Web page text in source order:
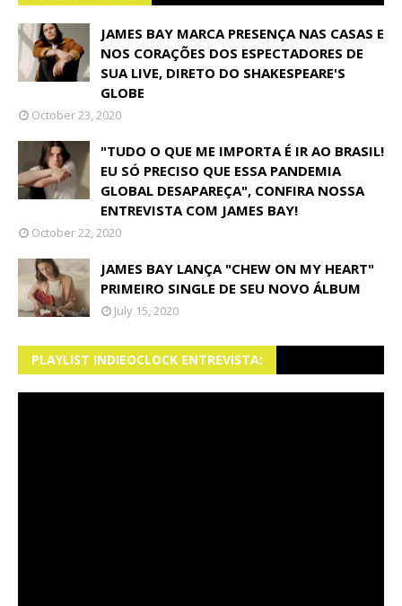
JAMES BAY MARCA PRESENÇA NAS CASAS E
NOS CORAÇÕES DOS ESPECTADORES DE
SUA LIVE, DIRETO DO SHAKESPEARE'S
GLOBE
October 23, 2020
"TUDO O QUE ME IMPORTA É IR AO BRASIL!
EU SÓ PRECISO QUE ESSA PANDEMIA
GLOBAL DESAPAREÇA", CONFIRA NOSSA
ENTREVISTA COM JAMES BAY!
October 22, 2020
JAMES BAY LANÇA "CHEW ON MY HEART"
PRIMEIRO SINGLE DE SEU NOVO ÁLBUM
July 15, 2020
PLAYLIST INDIEOCLOCK ENTREVISTA: